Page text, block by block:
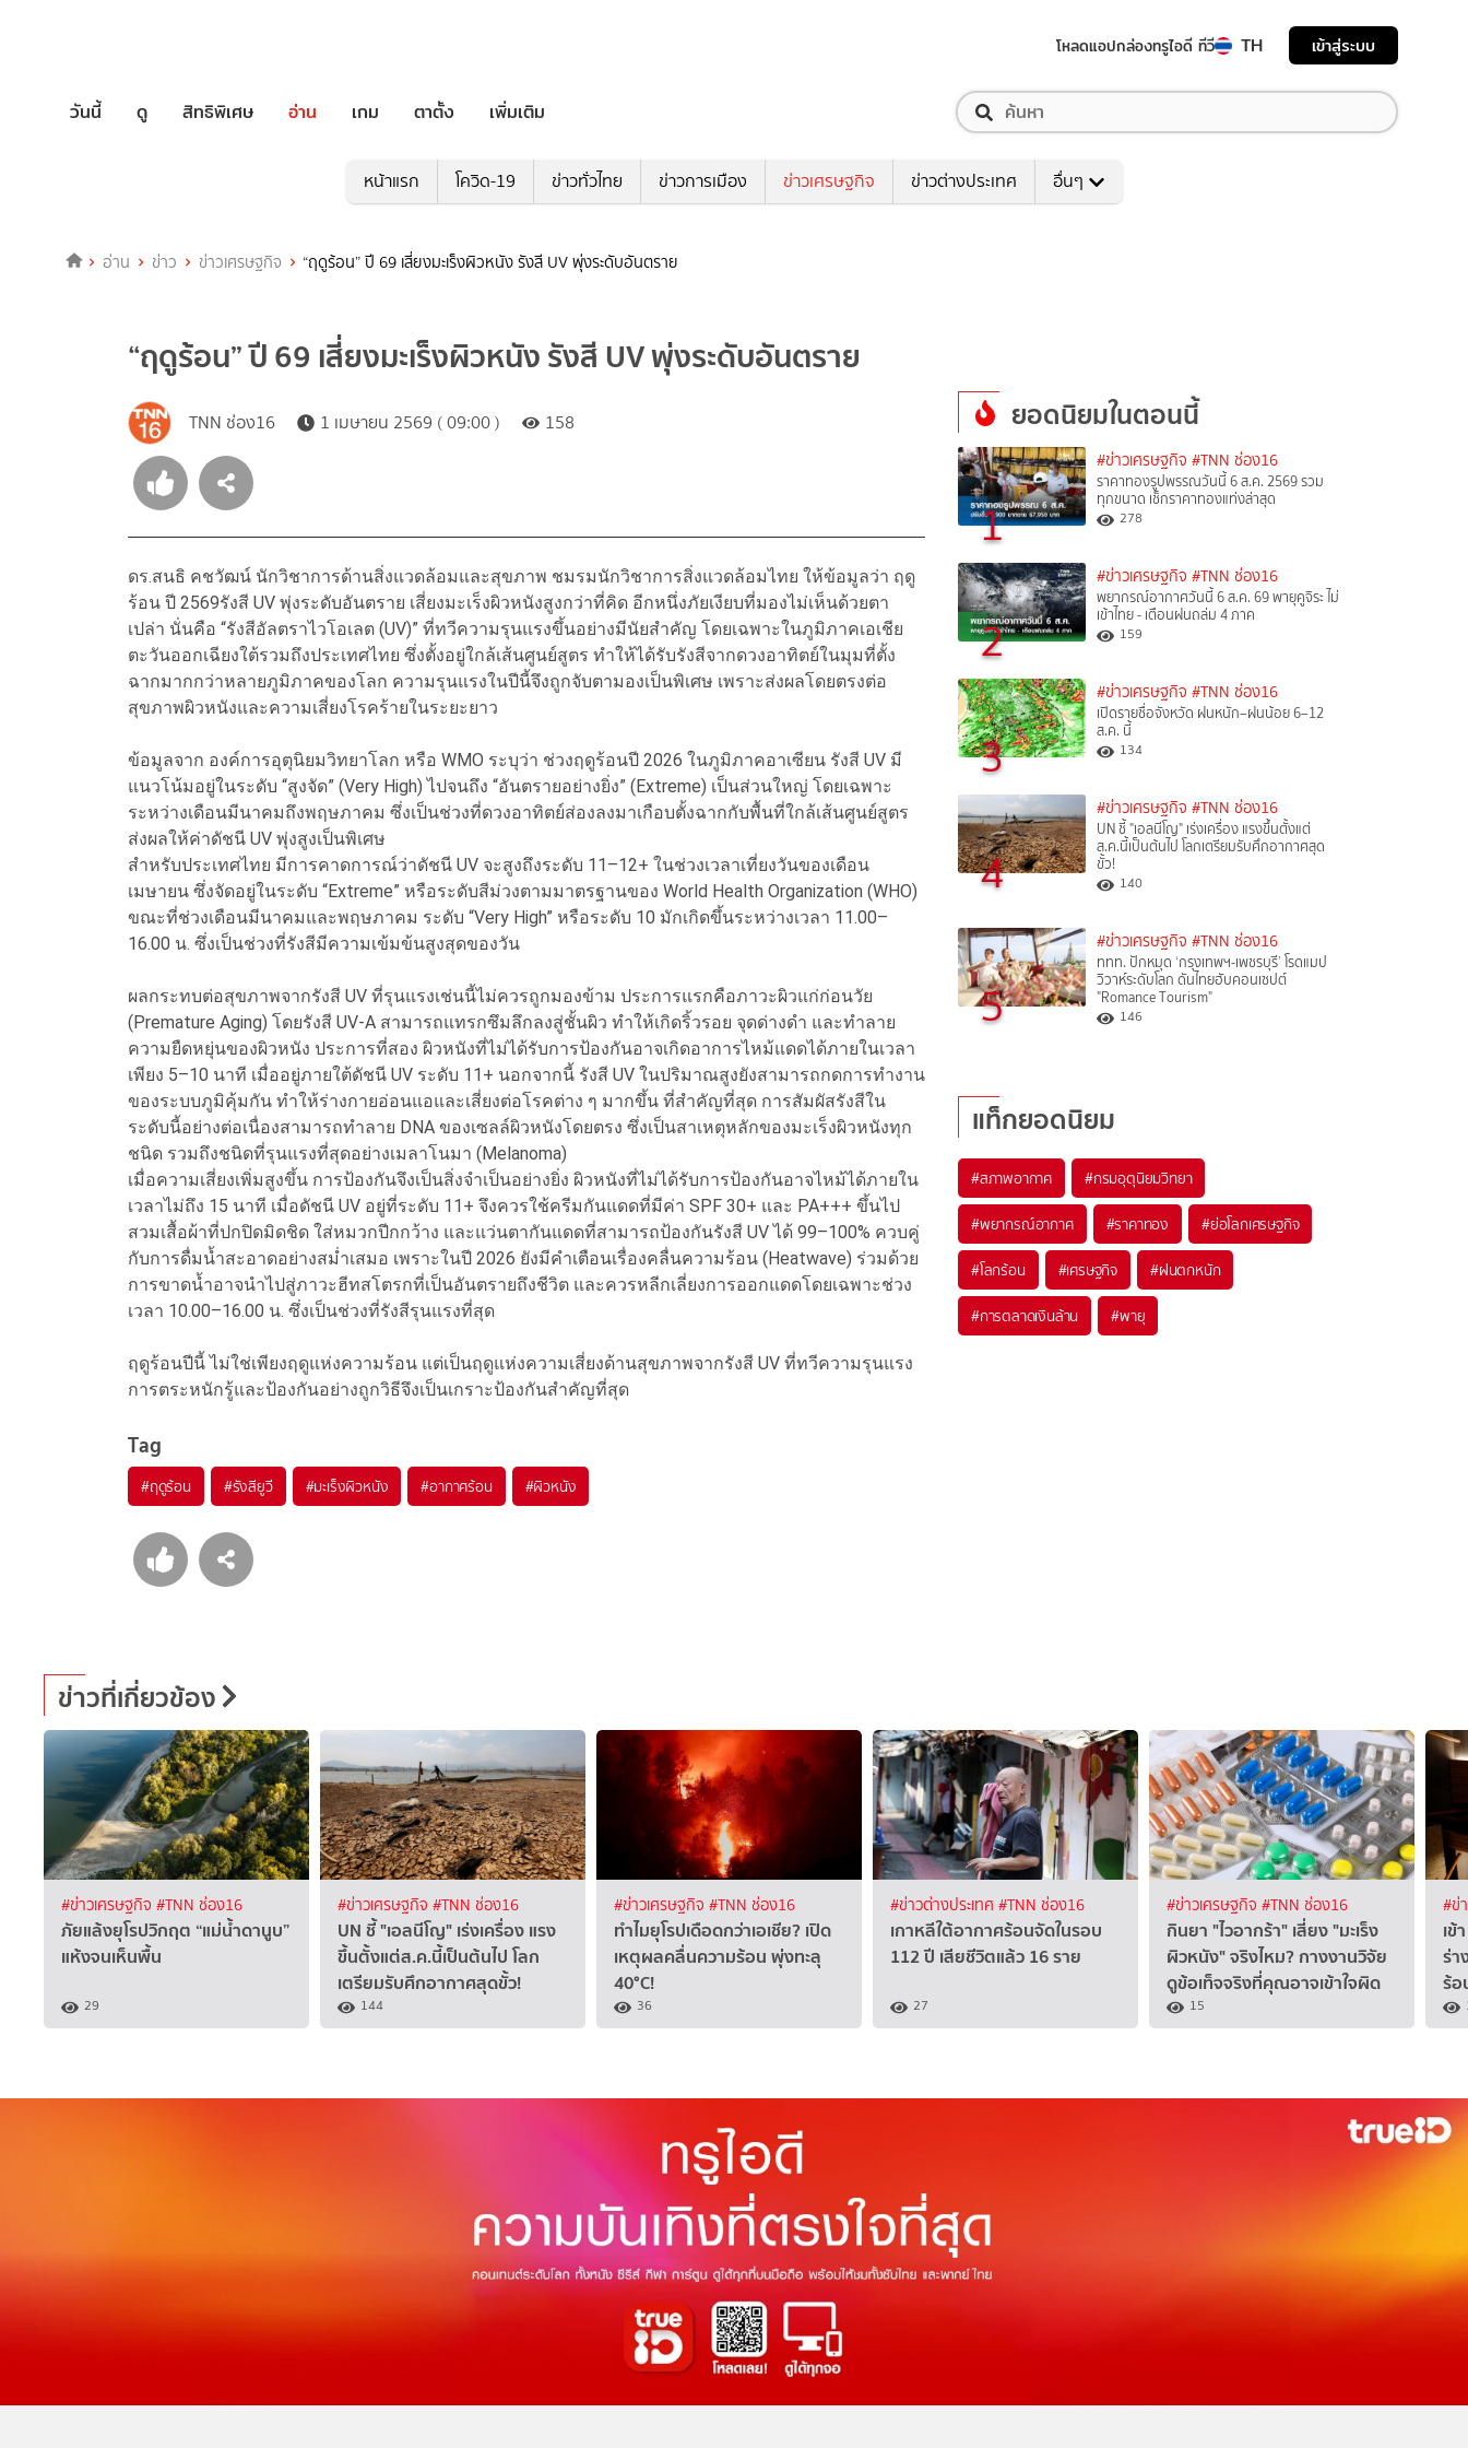
โหลดแอปกล่องทรูไอดี ทีวี TH เข้าสู่ระบบ
วันนี้ ดู สิทธิพิเศษ อ่าน เกม ตาตั้ง เพิ่มเติม
หน้าแรก โควิด-19 ข่าวทั่วไทย ข่าวการเมือง ข่าวเศรษฐกิจ ข่าวต่างประเทศ อื่นๆ
อ่าน ข่าว ข่าวเศรษฐกิจ “ฤดูร้อน” ปี 69 เสี่ยงมะเร็งผิวหนัง รังสี UV พุ่งระดับอันตราย
“ฤดูร้อน” ปี 69 เสี่ยงมะเร็งผิวหนัง รังสี UV พุ่งระดับอันตราย
TNN ช่อง16 1 เมษายน 2569 ( 09:00 ) 158
ดร.สนธิ คชวัฒน์ นักวิชาการด้านสิ่งแวดล้อมและสุขภาพ ชมรมนักวิชาการสิ่งแวดล้อมไทย ให้ข้อมูลว่า ฤดู
ร้อน ปี 2569รังสี UV พุ่งระดับอันตราย เสี่ยงมะเร็งผิวหนังสูงกว่าที่คิด อีกหนึ่งภัยเงียบที่มองไม่เห็นด้วยตา
เปล่า นั่นคือ “รังสีอัลตราไวโอเลต (UV)” ที่ทวีความรุนแรงขึ้นอย่างมีนัยสำคัญ โดยเฉพาะในภูมิภาคเอเชีย
ตะวันออกเฉียงใต้รวมถึงประเทศไทย ซึ่งตั้งอยู่ใกล้เส้นศูนย์สูตร ทำให้ได้รับรังสีจากดวงอาทิตย์ในมุมที่ตั้ง
ฉากมากกว่าหลายภูมิภาคของโลก ความรุนแรงในปีนี้จึงถูกจับตามองเป็นพิเศษ เพราะส่งผลโดยตรงต่อ
สุขภาพผิวหนังและความเสี่ยงโรคร้ายในระยะยาว
ข้อมูลจาก องค์การอุตุนิยมวิทยาโลก หรือ WMO ระบุว่า ช่วงฤดูร้อนปี 2026 ในภูมิภาคอาเซียน รังสี UV มี
แนวโน้มอยู่ในระดับ “สูงจัด” (Very High) ไปจนถึง “อันตรายอย่างยิ่ง” (Extreme) เป็นส่วนใหญ่ โดยเฉพาะ
ระหว่างเดือนมีนาคมถึงพฤษภาคม ซึ่งเป็นช่วงที่ดวงอาทิตย์ส่องลงมาเกือบตั้งฉากกับพื้นที่ใกล้เส้นศูนย์สูตร
ส่งผลให้ค่าดัชนี UV พุ่งสูงเป็นพิเศษ
สำหรับประเทศไทย มีการคาดการณ์ว่าดัชนี UV จะสูงถึงระดับ 11–12+ ในช่วงเวลาเที่ยงวันของเดือน
เมษายน ซึ่งจัดอยู่ในระดับ “Extreme” หรือระดับสีม่วงตามมาตรฐานของ World Health Organization (WHO)
ขณะที่ช่วงเดือนมีนาคมและพฤษภาคม ระดับ “Very High” หรือระดับ 10 มักเกิดขึ้นระหว่างเวลา 11.00–
16.00 น. ซึ่งเป็นช่วงที่รังสีมีความเข้มข้นสูงสุดของวัน
ผลกระทบต่อสุขภาพจากรังสี UV ที่รุนแรงเช่นนี้ไม่ควรถูกมองข้าม ประการแรกคือภาวะผิวแก่ก่อนวัย
(Premature Aging) โดยรังสี UV-A สามารถแทรกซึมลึกลงสู่ชั้นผิว ทำให้เกิดริ้วรอย จุดด่างดำ และทำลาย
ความยืดหยุ่นของผิวหนัง ประการที่สอง ผิวหนังที่ไม่ได้รับการป้องกันอาจเกิดอาการไหม้แดดได้ภายในเวลา
เพียง 5–10 นาที เมื่ออยู่ภายใต้ดัชนี UV ระดับ 11+ นอกจากนี้ รังสี UV ในปริมาณสูงยังสามารถกดการทำงาน
ของระบบภูมิคุ้มกัน ทำให้ร่างกายอ่อนแอและเสี่ยงต่อโรคต่าง ๆ มากขึ้น ที่สำคัญที่สุด การสัมผัสรังสีใน
ระดับนี้อย่างต่อเนื่องสามารถทำลาย DNA ของเซลล์ผิวหนังโดยตรง ซึ่งเป็นสาเหตุหลักของมะเร็งผิวหนังทุก
ชนิด รวมถึงชนิดที่รุนแรงที่สุดอย่างเมลาโนมา (Melanoma)
เมื่อความเสี่ยงเพิ่มสูงขึ้น การป้องกันจึงเป็นสิ่งจำเป็นอย่างยิ่ง ผิวหนังที่ไม่ได้รับการป้องกันอาจไหม้ได้ภายใน
เวลาไม่ถึง 15 นาที เมื่อดัชนี UV อยู่ที่ระดับ 11+ จึงควรใช้ครีมกันแดดที่มีค่า SPF 30+ และ PA+++ ขึ้นไป
สวมเสื้อผ้าที่ปกปิดมิดชิด ใส่หมวกปีกกว้าง และแว่นตากันแดดที่สามารถป้องกันรังสี UV ได้ 99–100% ควบคู่
กับการดื่มน้ำสะอาดอย่างสม่ำเสมอ เพราะในปี 2026 ยังมีคำเตือนเรื่องคลื่นความร้อน (Heatwave) ร่วมด้วย
การขาดน้ำอาจนำไปสู่ภาวะฮีทสโตรกที่เป็นอันตรายถึงชีวิต และควรหลีกเลี่ยงการออกแดดโดยเฉพาะช่วง
เวลา 10.00–16.00 น. ซึ่งเป็นช่วงที่รังสีรุนแรงที่สุด
ฤดูร้อนปีนี้ ไม่ใช่เพียงฤดูแห่งความร้อน แต่เป็นฤดูแห่งความเสี่ยงด้านสุขภาพจากรังสี UV ที่ทวีความรุนแรง
การตระหนักรู้และป้องกันอย่างถูกวิธีจึงเป็นเกราะป้องกันสำคัญที่สุด
Tag
#ฤดูร้อน #รังสียูวี #มะเร็งผิวหนัง #อากาศร้อน #ผิวหนัง
ยอดนิยมในตอนนี้
1
#ข่าวเศรษฐกิจ #TNN ช่อง16
ราคาทองรูปพรรณวันนี้ 6 ส.ค. 2569 รวม
ทุกขนาด เช็กราคาทองแท่งล่าสุด
278
2
#ข่าวเศรษฐกิจ #TNN ช่อง16
พยากรณ์อากาศวันนี้ 6 ส.ค. 69 พายุคูจิระ ไม่
เข้าไทย - เตือนฝนถล่ม 4 ภาค
159
3
#ข่าวเศรษฐกิจ #TNN ช่อง16
เปิดรายชื่อจังหวัด ฝนหนัก–ฝนน้อย 6–12
ส.ค. นี้
134
4
#ข่าวเศรษฐกิจ #TNN ช่อง16
UN ชี้ "เอลนีโญ" เร่งเครื่อง แรงขึ้นตั้งแต่
ส.ค.นี้เป็นต้นไป โลกเตรียมรับศึกอากาศสุด
ขั้ว!
140
5
#ข่าวเศรษฐกิจ #TNN ช่อง16
ททท. ปักหมุด ‘กรุงเทพฯ-เพชรบุรี’ โรดแมป
วิวาห์ระดับโลก ดันไทยฮับคอนเซปต์
"Romance Tourism"
146
แท็กยอดนิยม
#สภาพอากาศ #กรมอุตุนิยมวิทยา
#พยากรณ์อากาศ #ราคาทอง #ย่อโลกเศรษฐกิจ
#โลกร้อน #เศรษฐกิจ #ฝนตกหนัก
#การตลาดเงินล้าน #พายุ
ข่าวที่เกี่ยวข้อง
#ข่าวเศรษฐกิจ #TNN ช่อง16
ภัยแล้งยุโรปวิกฤต “แม่น้ำดานูบ”
แห้งจนเห็นพื้น
29
#ข่าวเศรษฐกิจ #TNN ช่อง16
UN ชี้ "เอลนีโญ" เร่งเครื่อง แรง
ขึ้นตั้งแต่ส.ค.นี้เป็นต้นไป โลก
เตรียมรับศึกอากาศสุดขั้ว!
144
#ข่าวเศรษฐกิจ #TNN ช่อง16
ทำไมยุโรปเดือดกว่าเอเชีย? เปิด
เหตุผลคลื่นความร้อน พุ่งทะลุ
40°C!
36
#ข่าวต่างประเทศ #TNN ช่อง16
เกาหลีใต้อากาศร้อนจัดในรอบ
112 ปี เสียชีวิตแล้ว 16 ราย
27
#ข่าวเศรษฐกิจ #TNN ช่อง16
กินยา "ไวอากร้า" เสี่ยง "มะเร็ง
ผิวหนัง" จริงไหม? กางงานวิจัย
ดูข้อเท็จจริงที่คุณอาจเข้าใจผิด
15
#ข่
เ
ร่า
ร้อ